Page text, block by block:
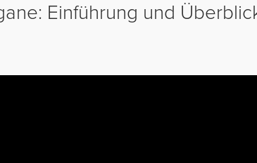
Einführung und